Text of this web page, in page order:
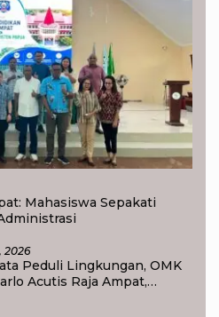
Mahasiswa Sepakati
2026
Peduli Lingkungan, OMK
Acutis Raja Ampat,